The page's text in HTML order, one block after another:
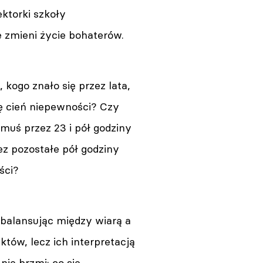
szkoły
zmieni życie bohaterów.
znało się przez lata,
cień niepewności? Czy
przez 23 i pół godziny
pozostałe pół godziny
między wiarą a
lecz ich interpretacją